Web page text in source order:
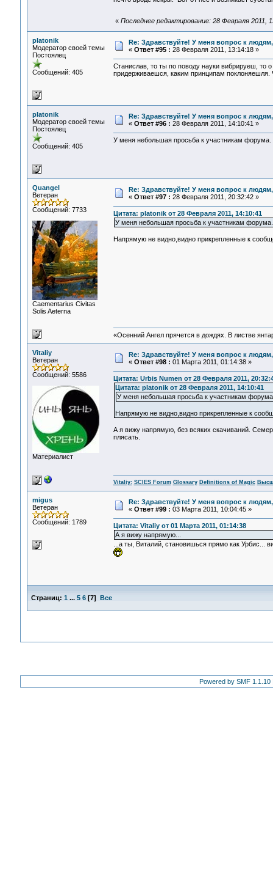
« Последнее редактирование: 28 Февраля 2011,
platonik
Модератор своей темы
Постоялец
Сообщений: 405
Re: Здравствуйте! У меня вопрос к
« Ответ #95 : 28 Февраля 2011, 13:14:18 »
Станислав, то ты по поводу науки вибрируеш, то
придерживаешся, каким принципам поклоняешля.
platonik
Модератор своей темы
Постоялец
Сообщений: 405
Re: Здравствуйте! У меня вопрос к
« Ответ #96 : 28 Февраля 2011, 14:10:41 »
У меня небольшая просьба к участникам
Quangel
Ветеран
Сообщений: 7733
Сaementarius Civitas
Solis Aeterna
Re: Здравствуйте! У меня вопрос к
« Ответ #97 : 28 Февраля 2011, 20:32:42 »
Цитата: platonik от 28 Февраля 2011, 14:10:41
У меня небольшая просьба к участникам
Напрямую не видно,видно прикрепленные к
«Осенний Ангел прячется в дождях. В листве
Vitaliy
Ветеран
Сообщений: 5586
Материалист
Re: Здравствуйте! У меня вопрос к
« Ответ #98 : 01 Марта 2011, 01:14:38 »
Цитата: Urbis Numen от 28 Февраля 2011,
Цитата: platonik от 28 Февраля 2011, 14:10:41
У меня небольшая просьба к участникам
Напрямую не видно,видно прикрепленные к
А я вижу напрямую, без всяких скачиваний.
плясать.
Vitaliy: SCIES Forum Glossary Definitions of Magic
migus
Ветеран
Сообщений: 1789
Re: Здравствуйте! У меня вопрос к
« Ответ #99 : 03 Марта 2011, 10:04:45 »
Цитата: Vitaliy от 01 Марта 2011, 01:14:38
А я вижу напрямую...
...а ты, Виталий, становишься прямо как
Страниц: 1 ... 5 6[7] Все
Powered by SMF 1.1.10